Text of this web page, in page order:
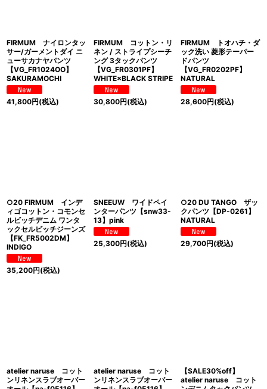
FIRMUM ナイロンタッ
サー/ガーメントダイ ニ
ューサカナヤパンツ
【VG_FR1024OO】
SAKURAMOCHI
41,800円(税込)
FIRMUM コットン・リ
ネン / ストライプシーチ
ング 3タックパンツ
【VG_FR0301PF】
WHITE×BLACK STRIPE
30,800円(税込)
FIRMUM トオハチ・ダ
ック洗い 菱形テーパー
ドパンツ
【VG_FR0202PF】
NATURAL
28,600円(税込)
○20 FIRMUM インデ
ィゴコットン・コモンセ
ルビッチデニム ワンタ
ックセルビッチジーンズ
【FK_FR5002DM】
INDIGO
35,200円(税込)
SNEEUW ワイドペイ
ンターパンツ【snw33-
13】pink
25,300円(税込)
○20 DU TANGO ザッ
クパンツ【DP-0261】
NATURAL
29,700円(税込)
atelier naruse コット
ンリネンスラブオーバー
atelier naruse コット
ンリネンスラブオーバー
【SALE30%off】
atelier naruse コット